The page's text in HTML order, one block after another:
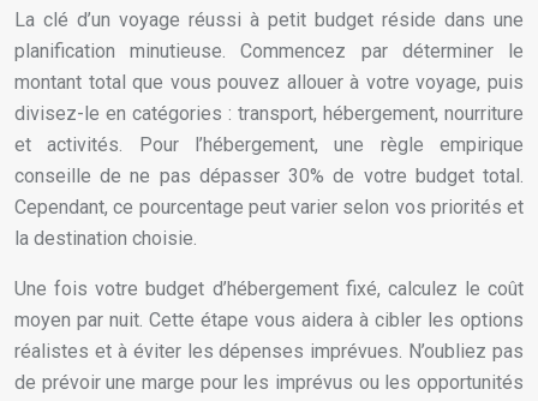
La clé d’un voyage réussi à petit budget réside dans une
planification minutieuse. Commencez par déterminer le
montant total que vous pouvez allouer à votre voyage, puis
divisez-le en catégories : transport, hébergement, nourriture
et activités. Pour l’hébergement, une règle empirique
conseille de ne pas dépasser 30% de votre budget total.
Cependant, ce pourcentage peut varier selon vos priorités et
la destination choisie.
Une fois votre budget d’hébergement fixé, calculez le coût
moyen par nuit. Cette étape vous aidera à cibler les options
réalistes et à éviter les dépenses imprévues. N’oubliez pas
de prévoir une marge pour les imprévus ou les opportunités